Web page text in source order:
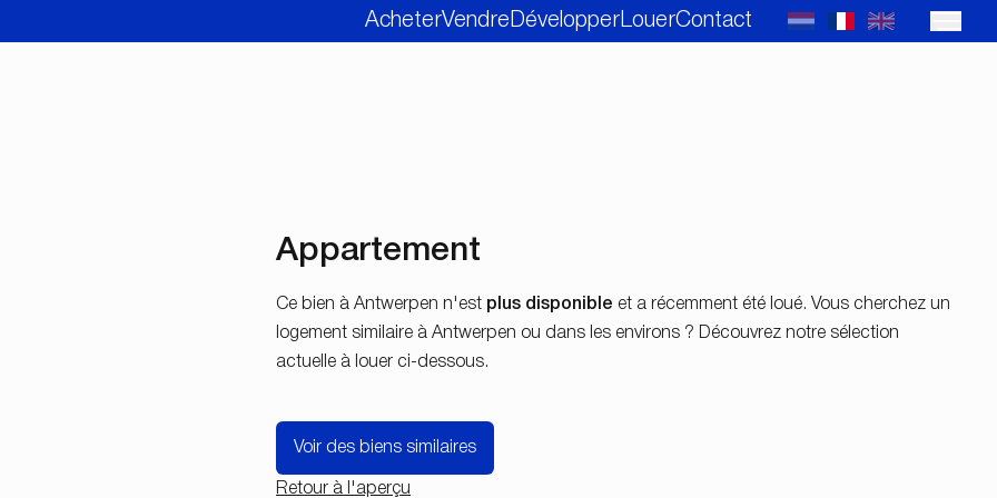
AcheterVendre DévelopperLouerContact
Appartement
Ce bien à Antwerpen n'est plus disponible et a récemment été loué. Vous cherchez un
logement similaire à Antwerpen ou dans les environs ? Découvrez notre sélection
actuelle à louer ci-dessous.
Voir des biens similaires
Retour à l'aperçu